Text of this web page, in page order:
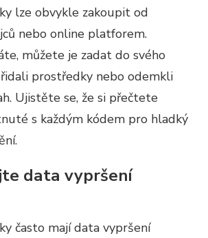
lze obvykle zakoupit od
nebo online platforem.
můžete je zadat do svého
prostředky nebo odemkli
Ujistěte se, že si přečtete
s každým kódem pro hladký
data vypršení
často mají data vypršení